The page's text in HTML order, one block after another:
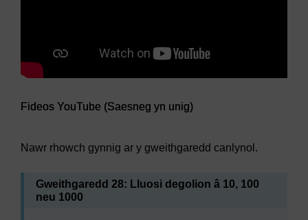
Fideos YouTube (Saesneg yn unig)
Nawr rhowch gynnig ar y gweithgaredd canlynol.
Gweithgaredd 28: Lluosi degolion â 10, 100
neu 1000